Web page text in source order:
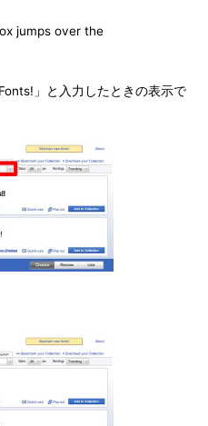
jumps over the
」と入力したときの表示で